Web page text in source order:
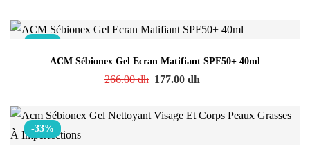
-33%
ACM Sébionex Gel Ecran Matifiant SPF50+ 40ml
266.00dh 177.00 dh
-33%